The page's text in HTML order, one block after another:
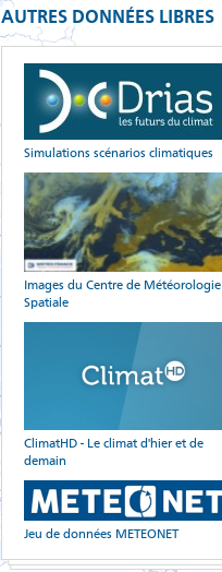
AUTRES DONNÉES LIBRES
Simulations scénarios climatiques
Images du Centre de Météorologie
Spatiale
ClimatHD - Le climat d'hier et de
demain
Jeu de données METEONET